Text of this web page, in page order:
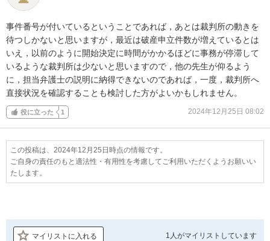
事件番号が付いているということであれば，あとは裁判所の動きを
待つしかないと思いますが，最近は破産申立件数が増えているとは
いえ，以前のように開始決定に時間がかかるほどに事務が停滞して
いるような裁判所は少ないと思いますので，他の先生が仰るよう
に，担当弁護士の説明に納得できないのであれば，一度，裁判所へ
直接状況を確認することも検討した方がよいかもしれません。
役に立った 1 2024年12月25日 08:02
この投稿は、2024年12月25日時点の情報です。
ご自身の責任のもと適法性・有用性を考慮してご利用いただくようお願いい
たします。
マイリストに入れる 1人がマイリストしています